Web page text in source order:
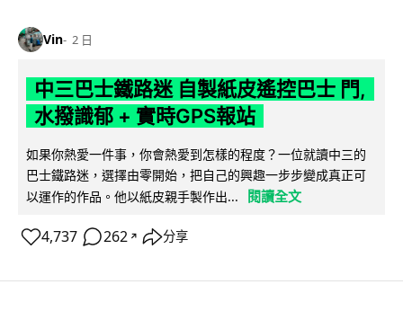
Vin 2 日
中三巴士鐵路迷 自製紙皮遙控巴士 門,
水撥識郁 + 實時GPS報站
如果你熱愛一件事，你會熱愛到怎樣的程度？一位就讀中三的
巴士鐵路迷，選擇由零開始，把自己的興趣一步步變成真正可
以運作的作品。他以紙皮親手製作出...
閱讀全文
4,737 262 ↗ 分享